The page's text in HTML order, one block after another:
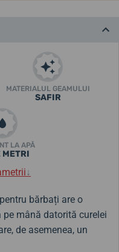
MATERIALUL GEAMULUI
SAFIR
LA APĂ
METRI
↓
bărbați are o
mână datorită curelei
de asemenea, un